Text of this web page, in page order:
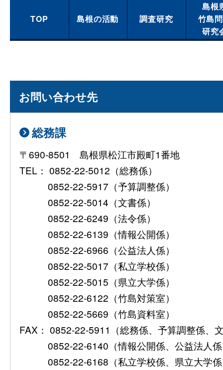
TOP 島根の活動 調査研究
島根
竹島
研究
お問い合わせ先
総務課
〒690-8501 島根県松江市殿町1番地
TEL： 0852-22-5012（総務係）
0852-22-5917（予算調整係）
0852-22-5014（文書係）
0852-22-6249（法令係）
0852-22-6139（情報公開係）
0852-22-6966（公益法人係）
0852-22-5017（私立学校係）
0852-22-5015（県立大学係）
0852-22-6122（竹島対策室）
0852-22-5669（竹島資料室）
FAX： 0852-22-5911（総務係、予算調整係、
0852-22-6140（情報公開係、公益法人
0852-22-6168（私立学校係、県立大学